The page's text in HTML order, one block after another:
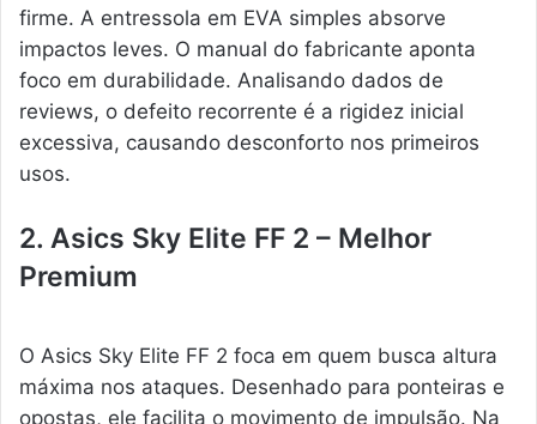
firme. A entressola em EVA simples absorve
impactos leves. O manual do fabricante aponta
foco em durabilidade. Analisando dados de
reviews, o defeito recorrente é a rigidez inicial
excessiva, causando desconforto nos primeiros
usos.
2. Asics Sky Elite FF 2 – Melhor
Premium
O Asics Sky Elite FF 2 foca em quem busca altura
máxima nos ataques. Desenhado para ponteiras e
opostas, ele facilita o movimento de impulsão. Na